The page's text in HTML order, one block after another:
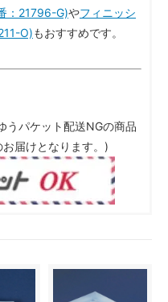
：21796-G)やフィニッシ
O)もおすすめです。
うパケット配送NGの商品
届けとなります。)